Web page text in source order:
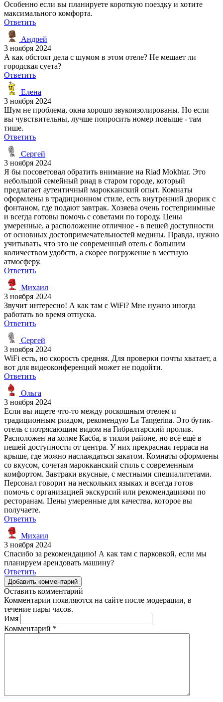
Особенно если вы планируете короткую поездку и хотите
максимального комфорта.
Ответить
Андрей
3 ноября 2024
А как обстоят дела с шумом в этом отеле? Не мешает ли
городская суета?
Ответить
Елена
3 ноября 2024
Шум не проблема, окна хорошо звукоизолированы. Но если
вы чувствительны, лучше попросить номер повыше - там
тише.
Ответить
Сергей
3 ноября 2024
Я бы посоветовал обратить внимание на Riad Mokhtar. Это
небольшой семейный риад в старом городе, который
предлагает аутентичный марокканский опыт. Комнаты
оформлены в традиционном стиле, есть внутренний дворик с
фонтаном, где подают завтрак. Хозяева очень гостеприимные
и всегда готовы помочь с советами по городу. Цены
умеренные, а расположение отличное - в пешей доступности
от основных достопримечательностей медины. Правда, нужно
учитывать, что это не современный отель с большим
количеством удобств, а скорее погружение в местную
атмосферу.
Ответить
Михаил
3 ноября 2024
Звучит интересно! А как там с WiFi? Мне нужно иногда
работать во время отпуска.
Ответить
Сергей
3 ноября 2024
WiFi есть, но скорость средняя. Для проверки почты хватает, а
вот для видеоконференций может не подойти.
Ответить
Ольга
3 ноября 2024
Если вы ищете что-то между роскошным отелем и
традиционным риадом, рекомендую La Tangerina. Это бутик-
отель с потрясающим видом на Гибралтарский пролив.
Расположен на холме Касба, в тихом районе, но всё ещё в
пешей доступности от центра. У них прекрасная терраса на
крыше, где можно наслаждаться закатом. Комнаты оформлены
со вкусом, сочетая марокканский стиль с современным
комфортом. Завтраки вкусные, с местными специалитетами.
Персонал говорит на нескольких языках и всегда готов
помочь с организацией экскурсий или рекомендациями по
ресторанам. Цены умеренные для качества, которое вы
получаете.
Ответить
Михаил
3 ноября 2024
Спасибо за рекомендацию! А как там с парковкой, если мы
планируем арендовать машину?
Ответить
Добавить комментарий
Оставить комментарий
Комментарии появляются на сайте после модерации, в
течение пары часов.
Имя
Комментарий *